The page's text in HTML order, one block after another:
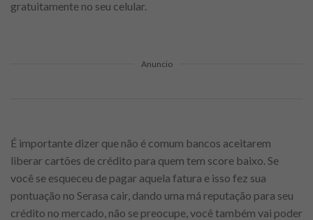
gratuitamente no seu celular.
Anuncio
É importante dizer que não é comum bancos aceitarem
liberar cartões de crédito para quem tem score baixo. Se
você se esqueceu de pagar aquela fatura e isso fez sua
pontuação no Serasa cair, dando uma má reputação para seu
crédito no mercado, não se preocupe, você também vai poder